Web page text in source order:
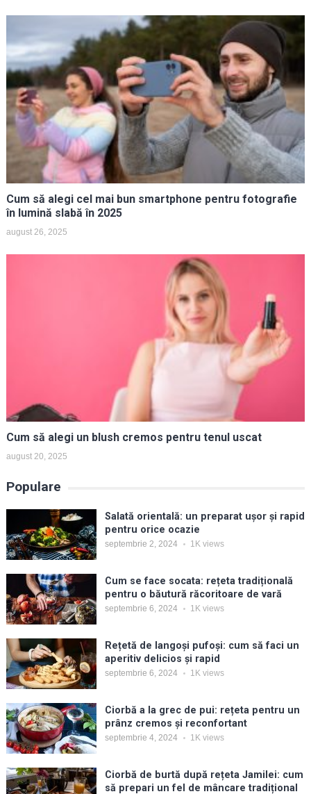
Cum să alegi cel mai bun smartphone pentru fotografie
în lumină slabă în 2025
august 26, 2025
Cum să alegi un blush cremos pentru tenul uscat
august 20, 2025
Populare
Salată orientală: un preparat ușor și rapid
pentru orice ocazie
septembrie 2, 2024 1Kviews
Cum se face socata: rețeta tradițională
pentru o băutură răcoritoare de vară
septembrie 6, 2024 1Kviews
Rețetă de langoși pufoși: cum să faci un
aperitiv delicios și rapid
septembrie 6, 2024 1Kviews
Ciorbă a la grec de pui: rețeta pentru un
prânz cremos și reconfortant
septembrie 4, 2024 1Kviews
Ciorbă de burtă după rețeta Jamilei: cum
să prepari un fel de mâncare tradițional